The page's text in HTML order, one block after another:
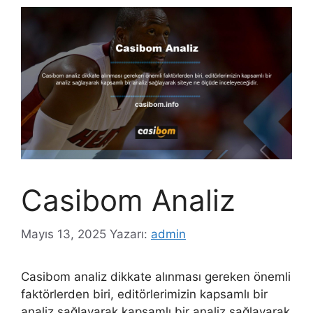
Casibom Analiz
Mayıs 13, 2025 Yazarı: admin
Casibom analiz dikkate alınması gereken önemli
faktörlerden biri, editörlerimizin kapsamlı bir